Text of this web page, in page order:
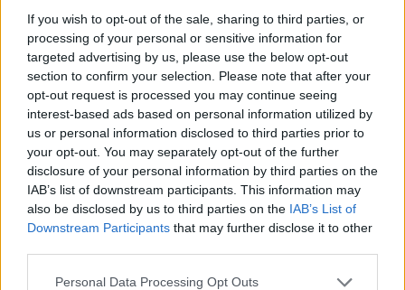
If you wish to opt-out of the sale, sharing to third parties, or
processing of your personal or sensitive information for
targeted advertising by us, please use the below opt-out
section to confirm your selection. Please note that after your
opt-out request is processed you may continue seeing
interest-based ads based on personal information utilized by
us or personal information disclosed to third parties prior to
your opt-out. You may separately opt-out of the further
disclosure of your personal information by third parties on the
IAB’s list of downstream participants. This information may
also be disclosed by us to third parties on the IAB’s List of
Downstream Participants that may further disclose it to other
Please note that this website/app uses one or more Google
Personal Data Processing Opt Outs
Hirdetés